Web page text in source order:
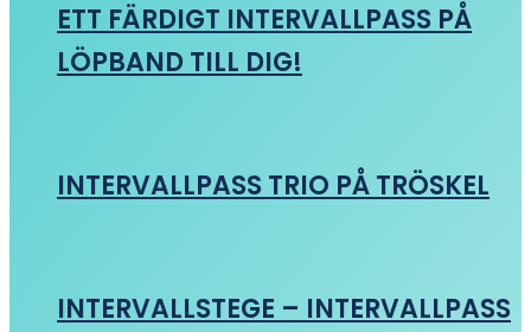
ETT FÄRDIGT INTERVALLPASS PÅ
LÖPBAND TILL DIG!
INTERVALLPASS TRIO PÅ TRÖSKEL
INTERVALLSTEGE – INTERVALLPASS